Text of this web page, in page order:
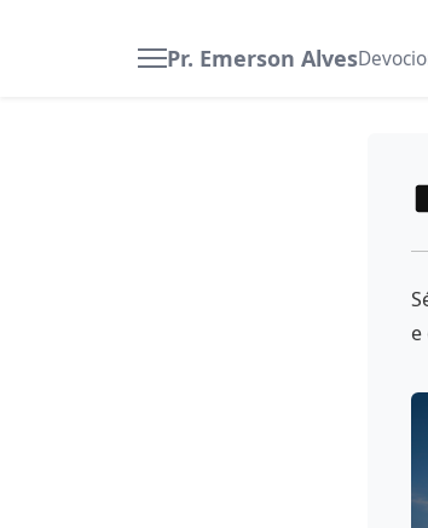
Pr. Emerson Alves